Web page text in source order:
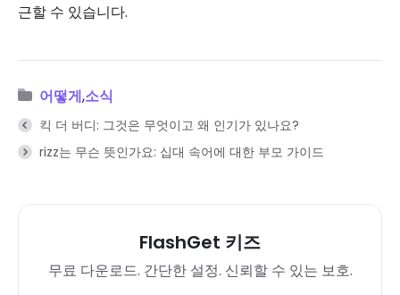
근할 수 있습니다.
어떻게,소식
킥 더 버디: 그것은 무엇이고 왜 인기가 있나요?
rizz는 무슨 뜻인가요: 십대 속어에 대한 부모 가이드
FlashGet 키즈
무료 다운로드. 간단한 설정. 신뢰할 수 있는 보호.